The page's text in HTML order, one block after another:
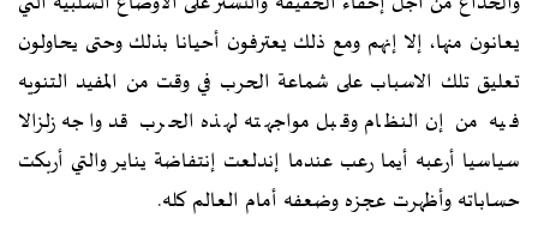
يعانون منها، إلا إنهم ومع ذلك يعترفون أحيانا بذلك وحتى يحاولون
تعليق تلك الاسباب على شماعة الحرب في وقت من المفيد التنويه
فيه من إن النظام وقبل مواجهته لهذه الحرب قد واجه زلزالا
سياسيا أرعبه أيما رعب عندما إندلعت إنتفاضة يناير والتي أربکت
حساباته وأظهرت عجزه وضعفه أمام العالم کله.